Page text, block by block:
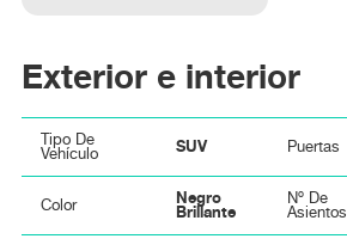
Exterior e interior
Tipo De
Vehículo
SUV Puertas
Color Negro
Brillante
Nº De
Asientos